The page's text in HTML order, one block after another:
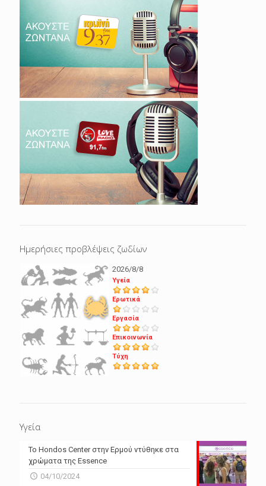
Ημερήσιες προβλέψεις ζωδίων
2026/8/8
Υγεία
Ερωτικά
Εργασία
Επικοινωνία
Τύχη
Υγεία
Το Hondos Center στην Ερμού ντύθηκε στα
χρώματα της Essence
04/10/2024